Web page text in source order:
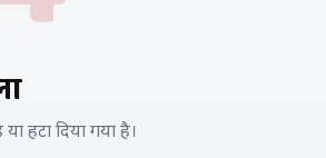
हटा दिया गया है।